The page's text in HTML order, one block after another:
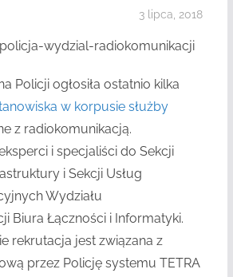
3 lipca, 2018
Policji ogłosiła ostatnio kilka
w korpusie służby
z radiokomunikacją.
i specjaliści do Sekcji
i Sekcji Usług
Wydziału
Biura Łączności i Informatyki.
rekrutacja jest związana z
przez Policję systemu TETRA